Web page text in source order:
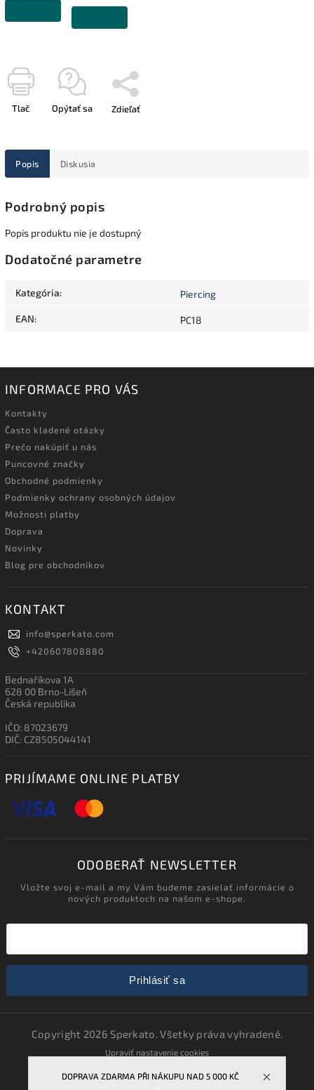
DOPRAVA ZDARMA PŘI NÁKUPU NAD 5 000 KČ
Tlač Opýtať sa Zdieľať
Popis Diskusia
Podrobný popis
Popis produktu nie je dostupný
Dodatočné parametre
Kategória: Piercing
EAN: PC18
INFORMACE PRO VÁS
Kontakty
Často kladené otázky
Prečo nakúpiť u nás
Puncovné značky
Obchodné podmienky
Podmienky ochrany osobných údajov
Možnosti platby
Doprava
Novinky
Blog pre obchodníkov
KONTAKT
info@sperkato.com
+420607808880
Bednaříkova 1A
628 00 Brno-Líšeň
Česká republika
IČO: 87023679
DIČ: CZ8505044141
PRIJÍMAME ONLINE PLATBY
ODOBERAŤ NEWSLETTER
Vložte svoj e-mail a my Vám budeme zasielať informácie o
nových produktoch na našom e-shope.
Prihlásiť sa
Copyright 2026 Sperkato. Všetky práva vyhradené.
Upraviť nastavenie cookies